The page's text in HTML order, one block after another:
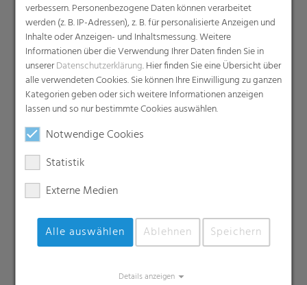
verbessern. Personenbezogene Daten können verarbeitet
werden (z. B. IP-Adressen), z. B. für personalisierte Anzeigen und
Inhalte oder Anzeigen- und Inhaltsmessung. Weitere
Informationen über die Verwendung Ihrer Daten finden Sie in
unsererDatenschutzerklärung. Hier finden Sie eine Übersicht über
alle verwendeten Cookies. Sie können Ihre Einwilligung zu ganzen
Kategorien geben oder sich weitere Informationen anzeigen
lassen und so nur bestimmte Cookies auswählen.
Notwendige Cookies
Statistik
Externe Medien
Alle auswählen Ablehnen Speichern
Details anzeigen
Produkte
Barrierefolien
Compounds
Dachunterspannbahnen
Industriefolien, Säcke, Sackverpackungen
Liners
MDO Folien
Multipack-Schrumpffolien
Papierähnliche Folien
Kaschierfolien
Technische Folien